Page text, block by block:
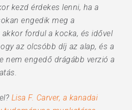
kezd érdekes lenni, ha a
engedik meg a
fordul a kocka, és idővel
az olcsóbb díj az alap, és a
nem engedő drágább verzió a
Lisa F. Carver, a kanadai